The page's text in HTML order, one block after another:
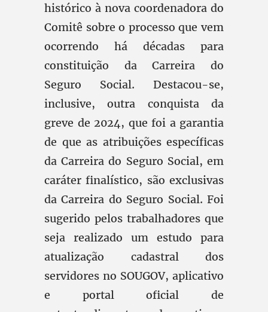
histórico à nova coordenadora do
Comitê sobre o processo que vem
ocorrendo há décadas para
constituição da Carreira do
Seguro Social. Destacou-se,
inclusive, outra conquista da
greve de 2024, que foi a garantia
de que as atribuições específicas
da Carreira do Seguro Social, em
caráter finalístico, são exclusivas
da Carreira do Seguro Social. Foi
sugerido pelos trabalhadores que
seja realizado um estudo para
atualização cadastral dos
servidores no SOUGOV, aplicativo
e portal oficial de